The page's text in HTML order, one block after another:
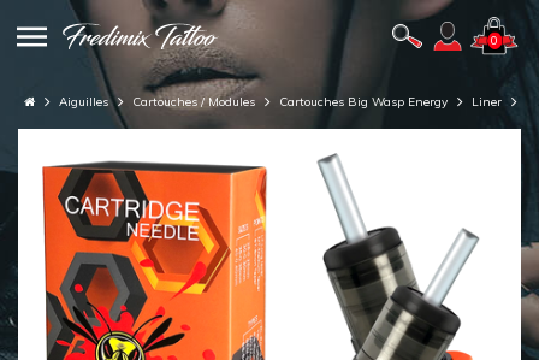
0
Aiguilles Cartouches / Modules Cartouches Big Wasp Energy Liner